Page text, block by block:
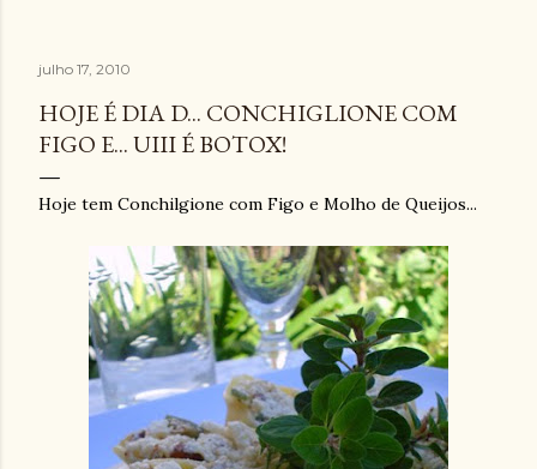
julho 17, 2010
HOJE É DIA D... CONCHIGLIONE COM
FIGO E... UIII É BOTOX!
Hoje tem Conchilgione com Figo e Molho de Queijos...